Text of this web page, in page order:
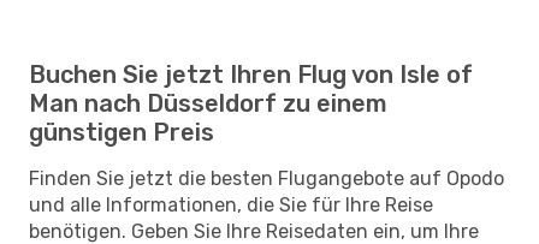
Buchen Sie jetzt Ihren Flug von Isle of
Man nach Düsseldorf zu einem
günstigen Preis
Finden Sie jetzt die besten Flugangebote auf Opodo
und alle Informationen, die Sie für Ihre Reise
benötigen. Geben Sie Ihre Reisedaten ein, um Ihre